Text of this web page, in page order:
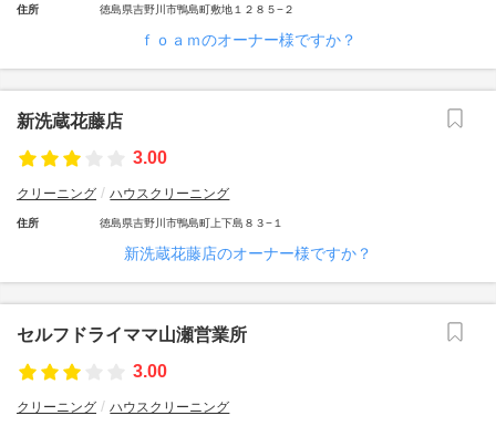
住所 徳島県吉野川市鴨島町敷地１２８５−２
ｆｏａｍのオーナー様ですか？
新洗蔵花藤店
3.00
クリーニング ハウスクリーニング
住所 徳島県吉野川市鴨島町上下島８３−１
新洗蔵花藤店のオーナー様ですか？
セルフドライママ山瀬営業所
3.00
クリーニング ハウスクリーニング